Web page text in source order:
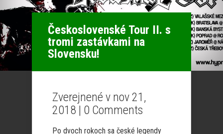
Československé Tour II. s
tromi zastávkami na
Slovensku!
Zverejnené v nov 21,
2018 | 0 Comments
Po dvoch rokoch sa české legendy